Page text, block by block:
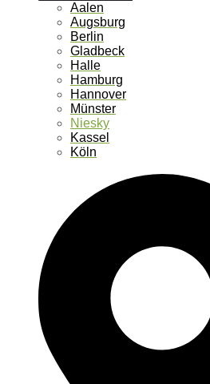
Aalen
Augsburg
Berlin
Gladbeck
Halle
Hamburg
Hannover
Münster
Niesky
Kassel
Köln